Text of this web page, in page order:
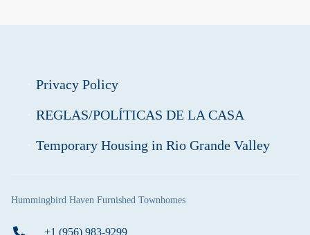
Privacy Policy
REGLAS/POLÍTICAS DE LA CASA
Temporary Housing in Rio Grande Valley
Hummingbird Haven Furnished Townhomes
+1 (956) 983-9299